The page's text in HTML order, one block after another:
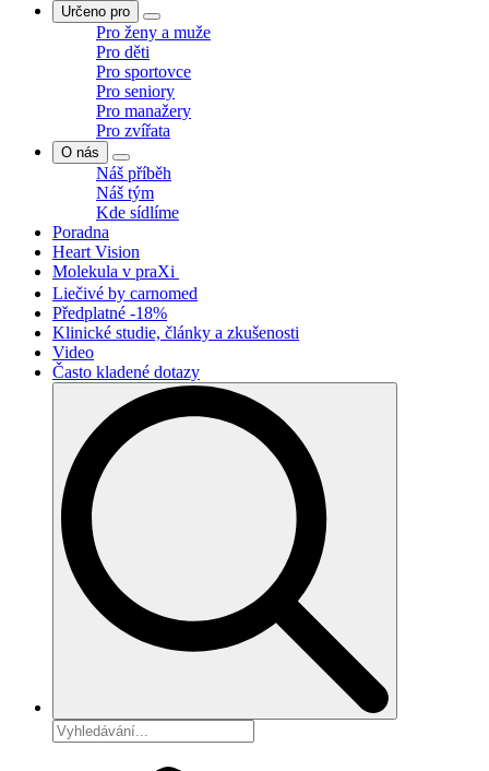
Určeno pro
Pro ženy a muže
Pro děti
Pro sportovce
Pro seniory
Pro manažery
Pro zvířata
O nás
Náš příběh
Náš tým
Kde sídlíme
Poradna
Heart Vision
Molekula v praXi
Liečivé by carnomed
Předplatné -18%
Klinické studie, články a zkušenosti
Video
Často kladené dotazy
Search